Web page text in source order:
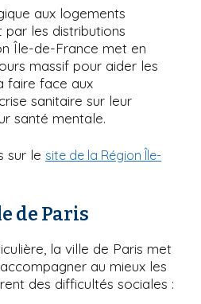
aux logements
par les distributions
Île-de-France met en
massif pour aider les
faire face aux
sanitaire sur leur
santé mentale.
sur le site de la Région Île-
de Paris
la ville de Paris met
au mieux les
des difficultés sociales :